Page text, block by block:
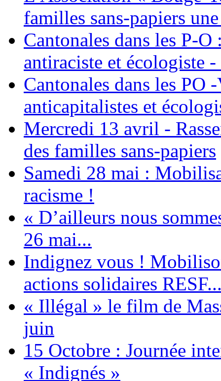
familles sans-papiers
Cantonales dans les P-
antiraciste et écologiste
Cantonales dans les PO
anticapitalistes et
Mercredi 13 avril -
des familles sans-papiers
Samedi 28 mai :
racisme !
« D’ailleurs nous
26 mai...
Indignez vous !
actions solidaires
« Illégal » le film de
juin
15 Octobre : Journée
« Indignés »